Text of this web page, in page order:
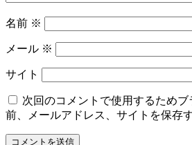
名前 ※
メール ※
サイト
次回のコメントで使用するため
前、メールアドレス、サイトを保存す